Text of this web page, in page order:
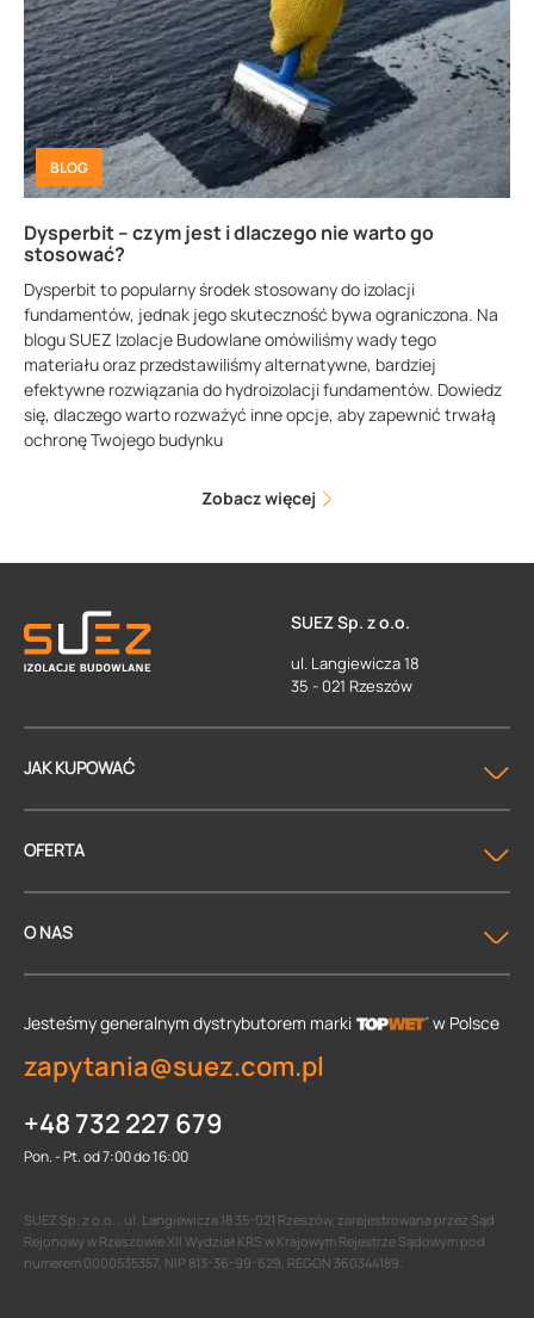
BLOG
Dysperbit – czym jest i dlaczego nie warto go
stosować?
Dysperbit to popularny środek stosowany do izolacji
fundamentów, jednak jego skuteczność bywa ograniczona. Na
blogu SUEZ Izolacje Budowlane omówiliśmy wady tego
materiału oraz przedstawiliśmy alternatywne, bardziej
efektywne rozwiązania do hydroizolacji fundamentów. Dowiedz
się, dlaczego warto rozważyć inne opcje, aby zapewnić trwałą
ochronę Twojego budynku
Zobacz więcej
SUEZ Sp. z o.o.
ul. Langiewicza 18
35 - 021 Rzeszów
JAK KUPOWAĆ
OFERTA
O NAS
Jesteśmy generalnym dystrybutorem marki w Polsce
zapytania@suez.com.pl
+48 732 227 679
Pon. - Pt. od 7:00 do 16:00
SUEZ Sp. z o.o. , ul. Langiewicza 18 35-021 Rzeszów, zarejestrowana przez Sąd
Rejonowy w Rzeszowie XII Wydział KRS w Krajowym Rejestrze Sądowym pod
numerem 0000535357, NIP 813-36-99-629, REGON 360344189.